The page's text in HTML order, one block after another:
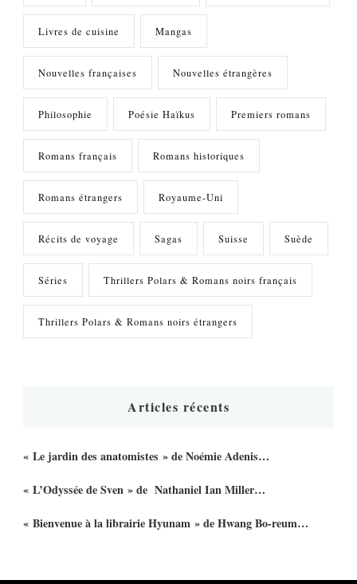
Livres de cuisine Mangas
Nouvelles françaises Nouvelles étrangères
Philosophie Poésie Haïkus Premiers romans
Romans français Romans historiques
Romans étrangers Royaume-Uni
Récits de voyage Sagas Suisse Suède
Séries Thrillers Polars & Romans noirs français
Thrillers Polars & Romans noirs étrangers
Articles récents
« Le jardin des anatomistes » de Noémie Adenis…
« L’Odyssée de Sven » de Nathaniel Ian Miller…
« Bienvenue à la librairie Hyunam » de Hwang Bo-reum…